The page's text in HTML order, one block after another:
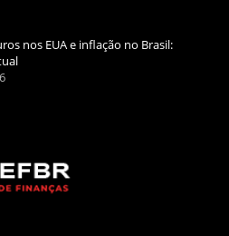
nos EUA e inflação no Brasil: